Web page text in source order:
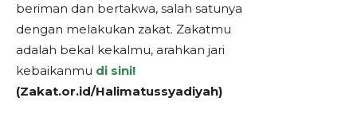
beriman dan bertakwa, salah satunya
dengan melakukan zakat. Zakatmu
adalah bekal kekalmu, arahkan jari
kebaikanmu di sini!
(Zakat.or.id/Halimatussyadiyah)